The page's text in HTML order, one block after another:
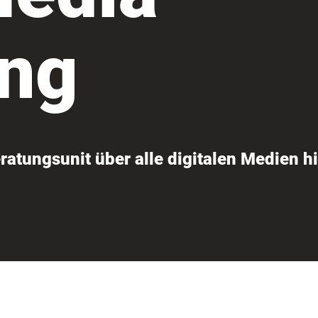
über alle digitalen Medien